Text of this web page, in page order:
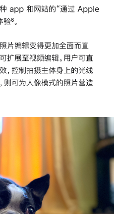
种 app 和网站的“通过 Apple
验6 。
片编辑变得更加全面而直
扩展至视频编辑。用户可直
，控制拍摄主体身上的光线
则可为人像模式的照片营造